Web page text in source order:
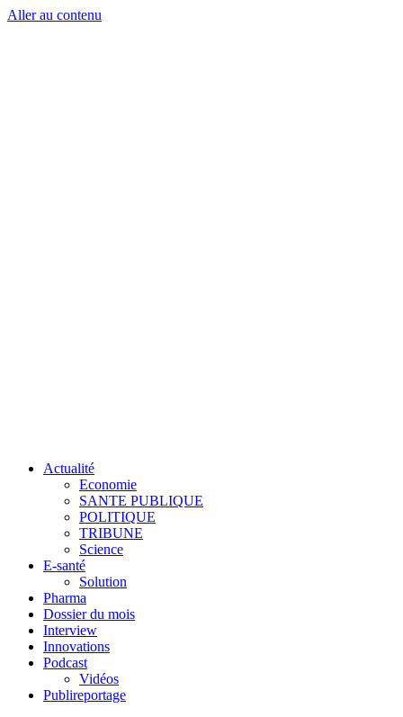
Aller au contenu
Actualité
Economie
SANTE PUBLIQUE
POLITIQUE
TRIBUNE
Science
E-santé
Solution
Pharma
Dossier du mois
Interview
Innovations
Podcast
Vidéos
Publireportage